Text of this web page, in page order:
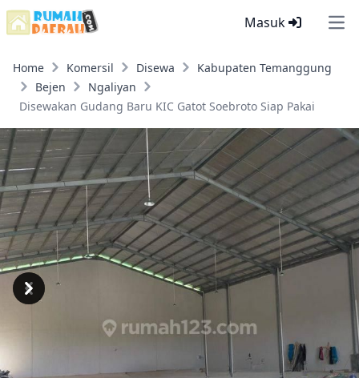
Masuk
Home Komersil Disewa
Kabupaten Temanggung
Bejen
Ngaliyan
Disewakan Gudang Baru KIC Gatot Soebroto Siap Pakai
Previous
Next